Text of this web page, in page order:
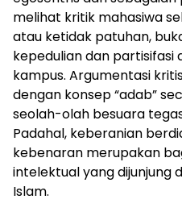
melihat kritik mahasiwa
atau ketidak patuhan,
kepedulian dan
kampus. Argumentasi
dengan konsep “adab”
seolah-olah besuara
Padahal, keberanian
kebenaran merupakan
intelektual yang dijunjung
Islam.